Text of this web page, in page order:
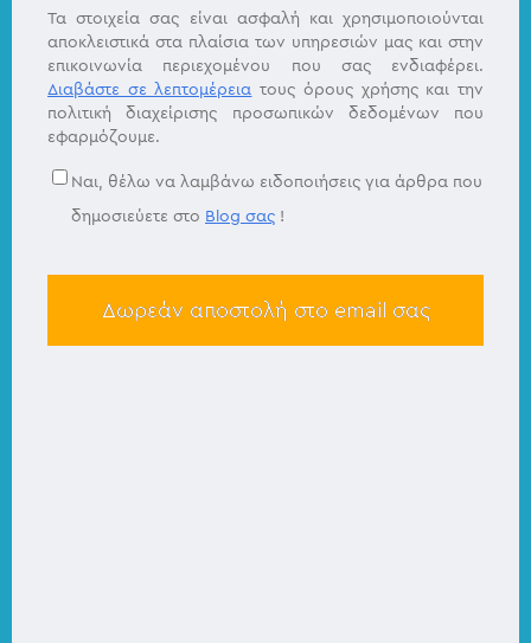
Τα στοιχεία σας είναι ασφαλή και χρησιμοποιούνται
αποκλειστικά στα πλαίσια των υπηρεσιών μας και στην
επικοινωνία περιεχομένου που σας ενδιαφέρει.
Διαβάστε σε λεπτομέρεια τους όρους χρήσης και την
πολιτική διαχείρισης προσωπικών δεδομένων που
εφαρμόζουμε.
Ναι, θέλω να λαμβάνω ειδοποιήσεις για άρθρα που
δημοσιεύετε στο Blog σας !